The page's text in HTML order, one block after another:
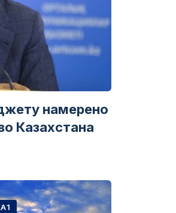
намерено
Казахстана